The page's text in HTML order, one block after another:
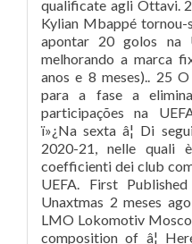
qualificate agli Ottavi.
Kylian Mbappé tornou-
apontar 20 golos na
melhorando a marca
anos e 8 meses).. 25
para a fase a
participações na
ï»¿Na sexta â¦ Di
2020-21, nelle quali
coefficienti dei club
UEFA. First
Unaxtmas 2 meses
LMO Lokomotiv
composition of â¦